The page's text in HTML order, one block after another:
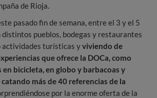
de Rioja.
pasado fin de semana, entre el 3 y el 5
pueblos, bodegas y restaurantes
actividades turísticas yviviendo de
que ofrece la DOCa, como
en bicicleta, en globo y barbacoas y
más de 40 referencias de la
por la enorme oferta de la